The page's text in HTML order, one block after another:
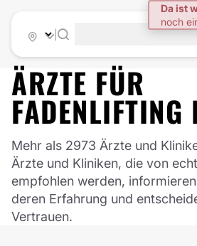
ÄRZTE FÜR
FADENLIFTING
Mehr als 2973 Ärzte und
Ärzte und Kliniken, die von
empfohlen werden,
deren Erfahrung und
Vertrauen.